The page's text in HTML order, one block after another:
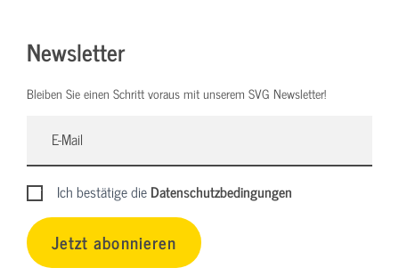
Newsletter
Bleiben Sie einen Schritt voraus mit unserem SVG Newsletter!
Ich bestätige dieDatenschutzbedingungen
Jetzt abonnieren